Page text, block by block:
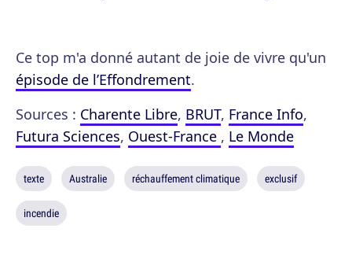
Ce top m'a donné autant de joie de vivre qu'un
épisode de l’Effondrement.
Sources : Charente Libre, BRUT, France Info,
Futura Sciences, Ouest-France , Le Monde
texte Australie réchauffement climatique exclusif
incendie